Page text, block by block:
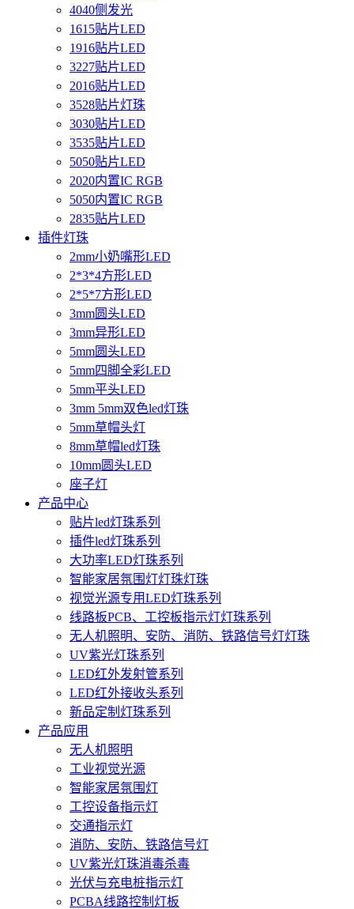
4040侧发光
1615贴片LED
1916贴片LED
3227贴片LED
2016贴片LED
3528贴片灯珠
3030贴片LED
3535贴片LED
5050贴片LED
2020内置IC RGB
5050内置IC RGB
2835贴片LED
插件灯珠
2mm小奶嘴形LED
2*3*4方形LED
2*5*7方形LED
3mm圆头LED
3mm异形LED
5mm圆头LED
5mm四脚全彩LED
5mm平头LED
3mm 5mm双色led灯珠
5mm草帽头灯
8mm草帽led灯珠
10mm圆头LED
座子灯
产品中心
贴片led灯珠系列
插件led灯珠系列
大功率LED灯珠系列
智能家居氛围灯灯珠灯珠
视觉光源专用LED灯珠系列
线路板PCB、工控板指示灯灯珠系列
无人机照明、安防、消防、铁路信号灯灯珠
UV紫光灯珠系列
LED红外发射管系列
LED红外接收头系列
新品定制灯珠系列
产品应用
无人机照明
工业视觉光源
智能家居氛围灯
工控设备指示灯
交通指示灯
消防、安防、铁路信号灯
UV紫光灯珠消毒杀毒
光伏与充电桩指示灯
PCBA线路控制灯板